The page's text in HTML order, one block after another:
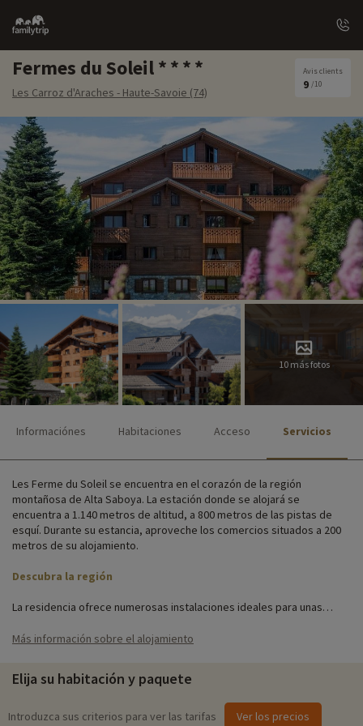
Family
trip
Fermes du Soleil
Les Carroz d'Araches - Haute-Savoie (74)
Avis clients
9 /10
10 más fotos
Informaciónes Habitaciones Acceso Servicios
Les Ferme du Soleil se encuentra en el corazón de la región
montañosa de Alta Saboya. La estación donde se alojará se
encuentra a 1.140 metros de altitud, a 800 metros de las pistas de
esquí. Durante su estancia, aproveche los comercios situados a 200
metros de su alojamiento.
Descubra la región
La residencia ofrece numerosas instalaciones ideales para unas
jacuzzi, sala de relajación, sauna, sala de tisanas, sala de cardio-
bolsillo.
La arquitectura tradicional de la residencia hace que sus
Más información sobre el alojamiento
Elija su habitación y paquete
Introduzca sus criterios para ver las tarifas Ver los precios